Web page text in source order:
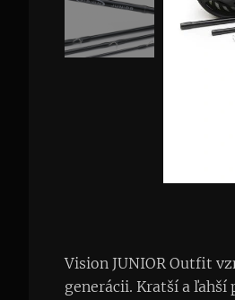
Vision JUNIOR Outfit
generácii. Kratší a